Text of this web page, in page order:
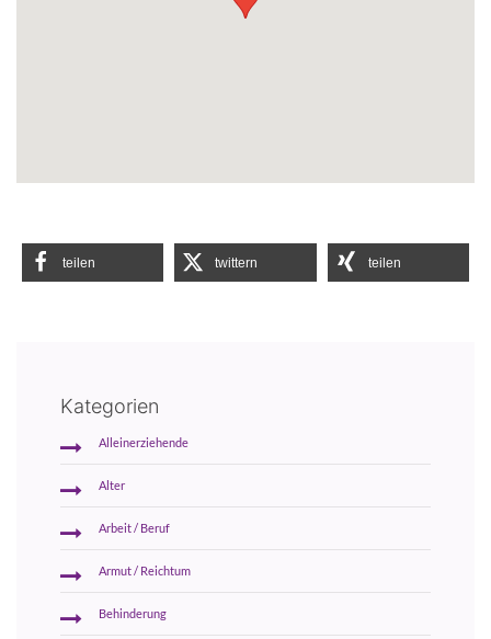
teilen twittern teilen
Kategorien
Alleinerziehende
Alter
Arbeit / Beruf
Armut / Reichtum
Behinderung